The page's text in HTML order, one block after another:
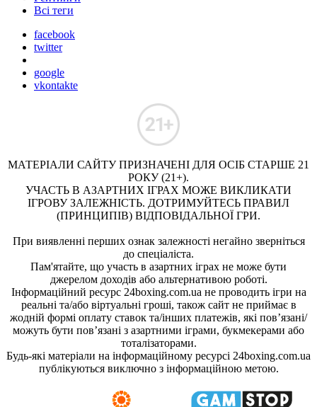
Всі теги
facebook
twitter
google
vkontakte
МАТЕРІАЛИ САЙТУ ПРИЗНАЧЕНІ ДЛЯ ОСІБ СТАРШЕ 21
РОКУ (21+).
УЧАСТЬ В АЗАРТНИХ ІГРАХ МОЖЕ ВИКЛИКАТИ
ІГРОВУ ЗАЛЕЖНІСТЬ. ДОТРИМУЙТЕСЬ ПРАВИЛ
(ПРИНЦИПІВ) ВІДПОВІДАЛЬНОЇ ГРИ.
При виявленні перших ознак залежності негайно зверніться
до спеціаліста.
Пам'ятайте, що участь в азартних іграх не може бути
джерелом доходів або альтернативою роботі.
Інформаційний ресурс 24boxing.com.ua не проводить ігри на
реальні та/або віртуальні гроші, також сайт не приймає в
жодній формі оплату ставок та/інших платежів, які пов’язані/
можуть бути пов’язані з азартними іграми, букмекерами або
тоталізаторами.
Будь-які матеріали на інформаційному ресурсі 24boxing.com.ua
публікуються виключно з інформаційною метою.